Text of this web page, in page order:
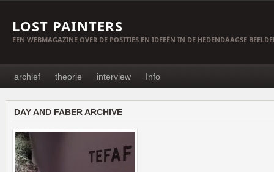
LOST PAINTERS
EEN WEBMAGAZINE OVER DE POSITIES EN IDEEËN IN DE HEDENDAAGSE
archief theorie interview Info
DAY AND FABER ARCHIVE